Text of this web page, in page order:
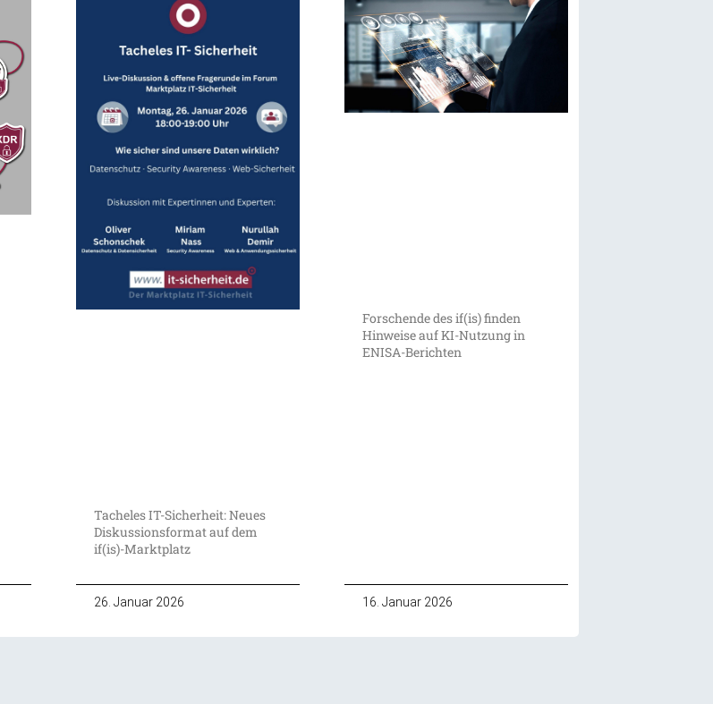
Tacheles IT-Sicherheit: Neues
Diskussionsformat auf dem
if(is)-Marktplatz
26. Januar 2026
Forschende des if(is) finden
Hinweise auf KI-Nutzung in
ENISA-Berichten
16. Januar 2026